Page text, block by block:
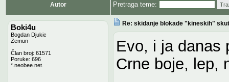
Autor Pretraga teme:
Boki4u
Bogdan Djukic
Zemun
Član broj: 61571
Poruke: 696
*.neobee.net.
Re: skidanje blokade "kineskih"
Evo, i ja danas
Crne boje, lep,